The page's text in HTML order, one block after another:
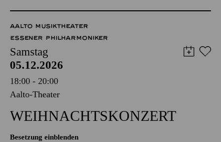
AALTO MUSIKTHEATER
ESSENER PHILHARMONIKER
Samstag
05.12.2026
18:00 - 20:00
Aalto-Theater
WEIHNACHTS­KONZERT
Besetzung einblenden